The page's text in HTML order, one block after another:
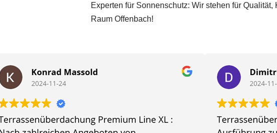
Experten für Sonnenschutz: Wir stehen für
Raum Offenbach!